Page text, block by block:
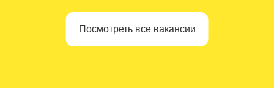
Посмотреть все вакансии